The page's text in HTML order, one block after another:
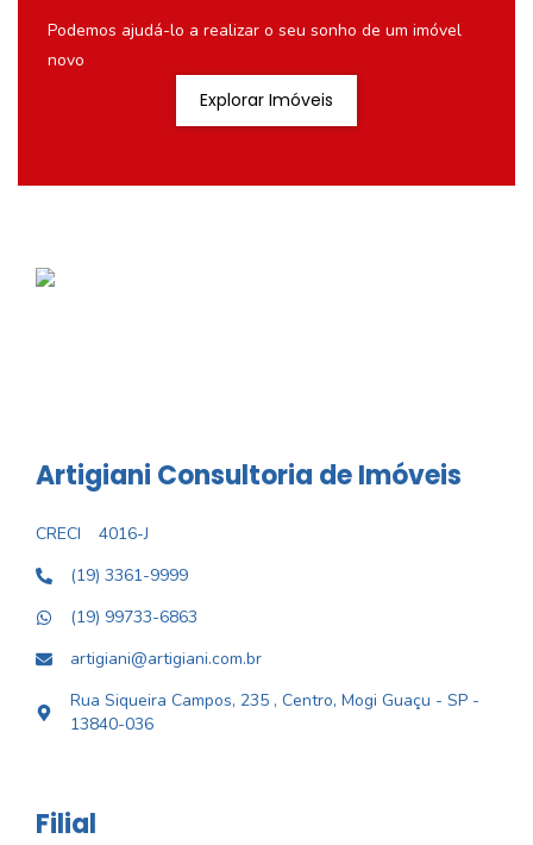
Podemos ajudá-lo a realizar o seu sonho de um imóvel
novo
Explorar Imóveis
Artigiani Consultoria de Imóveis
CRECI
4016-J
(19) 3361-9999
(19) 99733-6863
artigiani@artigiani.com.br
Rua Siqueira Campos, 235 , Centro, Mogi Guaçu - SP -
13840-036
Filial